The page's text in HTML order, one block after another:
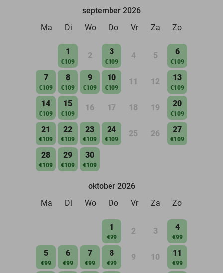
september 2026
Ma
Di Wo Do Vr Za Zo
1
€109
2 3
€109
4 5 6
€109
7
€109
8
€109
9
€109
10
€109
11 12 13
€109
14
€109
15
€109
16 17 18 19 20
€109
21
€109
22
€109
23
€109
24
€109
25 26 27
€109
28
€109
29
€109
30
€109
oktober 2026
Ma
Di Wo Do Vr Za Zo
1
€99
2 3 4
€99
5
€99
6
€99
7
€99
8
€99
9 10 11
€99